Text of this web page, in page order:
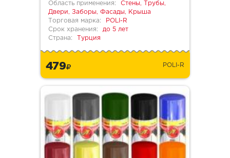
Область применения:
Стены, Трубы,
Двери, Заборы, Фасады, Крыша
Торговая марка:
POLI-R
Срок хранения:
до 5 лет
Страна:
Турция
479 POLI-R